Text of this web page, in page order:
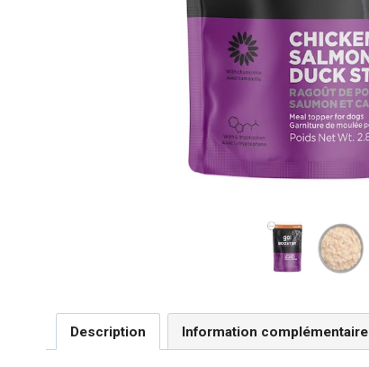
Description Information complémentaire